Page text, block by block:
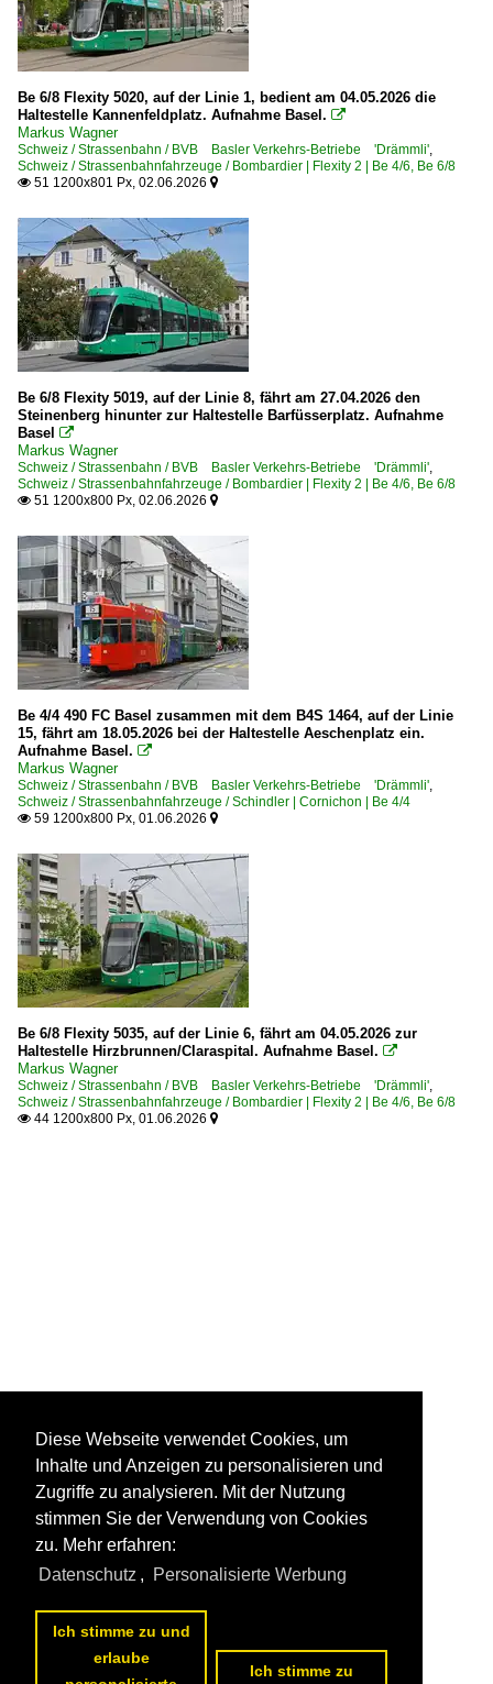
Be 6/8 Flexity 5020, auf der Linie 1, bedient am 04.05.2026 die
Haltestelle Kannenfeldplatz. Aufnahme Basel. 
Markus Wagner
Schweiz / Strassenbahn / BVB Basler Verkehrs-Betriebe 'Drämmli',
Schweiz / Strassenbahnfahrzeuge / Bombardier | Flexity 2 | Be 4/6, Be 6/8
 51 1200x801 Px, 02.06.2026 
Be 6/8 Flexity 5019, auf der Linie 8, fährt am 27.04.2026 den
Steinenberg hinunter zur Haltestelle Barfüsserplatz. Aufnahme
Basel

Markus Wagner
Schweiz / Strassenbahn / BVB Basler Verkehrs-Betriebe 'Drämmli',
Schweiz / Strassenbahnfahrzeuge / Bombardier | Flexity 2 | Be 4/6, Be 6/8
 51 1200x800 Px, 02.06.2026 
Be 4/4 490 FC Basel zusammen mit dem B4S 1464, auf der Linie
15, fährt am 18.05.2026 bei der Haltestelle Aeschenplatz ein.
Aufnahme Basel. 
Markus Wagner
Schweiz / Strassenbahn / BVB Basler Verkehrs-Betriebe 'Drämmli',
Schweiz / Strassenbahnfahrzeuge / Schindler | Cornichon | Be 4/4
 59 1200x800 Px, 01.06.2026 
Be 6/8 Flexity 5035, auf der Linie 6, fährt am 04.05.2026 zur
Haltestelle Hirzbrunnen/Claraspital. Aufnahme Basel. 
Markus Wagner
Schweiz / Strassenbahn / BVB Basler Verkehrs-Betriebe 'Drämmli',
Schweiz / Strassenbahnfahrzeuge / Bombardier | Flexity 2 | Be 4/6, Be 6/8
 44 1200x800 Px, 01.06.2026 
Diese Webseite verwendet Cookies, um
Inhalte und Anzeigen zu personalisieren und
Zugriffe zu analysieren. Mit der Nutzung
stimmen Sie der Verwendung von Cookies
zu. Mehr erfahren:
Datenschutz , Personalisierte Werbung
Ich stimme zu und
erlaube
Ich stimme zu